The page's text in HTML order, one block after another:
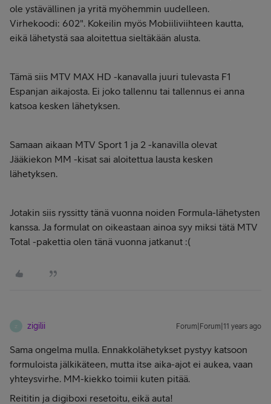
ole ystävällinen ja yritä myöhemmin uudelleen.
Virhekoodi: 602". Kokeilin myös Mobiiliviihteen kautta,
eikä lähetystä saa aloitettua sieltäkään alusta.
Tämä siis MTV MAX HD -kanavalla juuri tulevasta F1
Espanjan aikajosta. Ei joko tallennu tai tallennus ei anna
katsoa kesken lähetyksen.
Samaan aikaan MTV Sport 1 ja 2 -kanavilla olevat
Jääkiekon MM -kisat sai aloitettua lausta kesken
lähetyksen.
Jotakin siis ryssitty tänä vuonna noiden Formula-lähetysten
kanssa. Ja formulat on oikeastaan ainoa syy miksi tätä MTV
Total -pakettia olen tänä vuonna jatkanut :(
Z zigilii Forum|Forum|11 years ago
Sama ongelma mulla. Ennakkolähetykset pystyy katsoon
formuloista jälkikäteen, mutta itse aika-ajot ei aukea, vaan
yhteysvirhe. MM-kiekko toimii kuten pitää.
Reititin ja digiboxi resetoitu, eikä auta!